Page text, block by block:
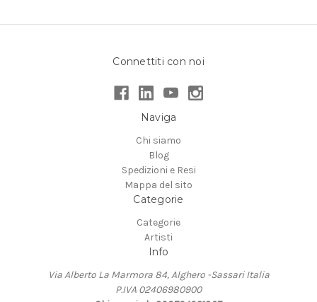
Connettiti con noi
Naviga
Chi siamo
Blog
Spedizioni e Resi
Mappa del sito
Categorie
Categorie
Artisti
Info
Via Alberto La Marmora 84, Alghero -Sassari Italia
P.IVA 02406980900